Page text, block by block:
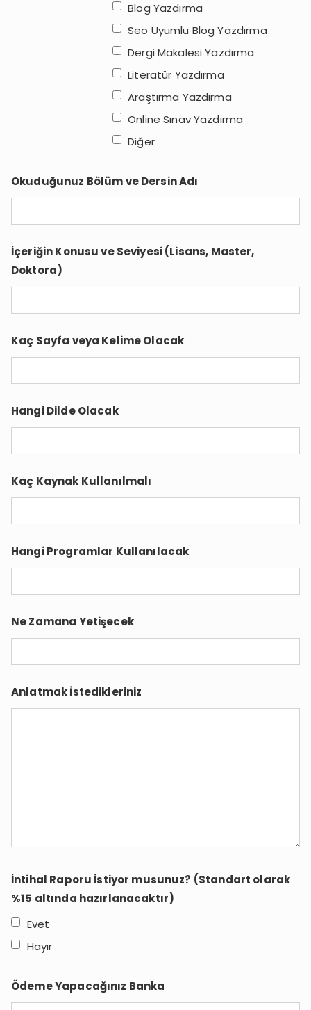
Blog Yazdırma
Seo Uyumlu Blog Yazdırma
Dergi Makalesi Yazdırma
Literatür Yazdırma
Araştırma Yazdırma
Online Sınav Yazdırma
Diğer
Okuduğunuz Bölüm ve Dersin Adı
İçeriğin Konusu ve Seviyesi (Lisans, Master,
Doktora)
Kaç Sayfa veya Kelime Olacak
Hangi Dilde Olacak
Kaç Kaynak Kullanılmalı
Hangi Programlar Kullanılacak
Ne Zamana Yetişecek
Anlatmak İstedikleriniz
İntihal Raporu İstiyor musunuz? (Standart olarak
%15 altında hazırlanacaktır)
Evet
Hayır
Ödeme Yapacağınız Banka